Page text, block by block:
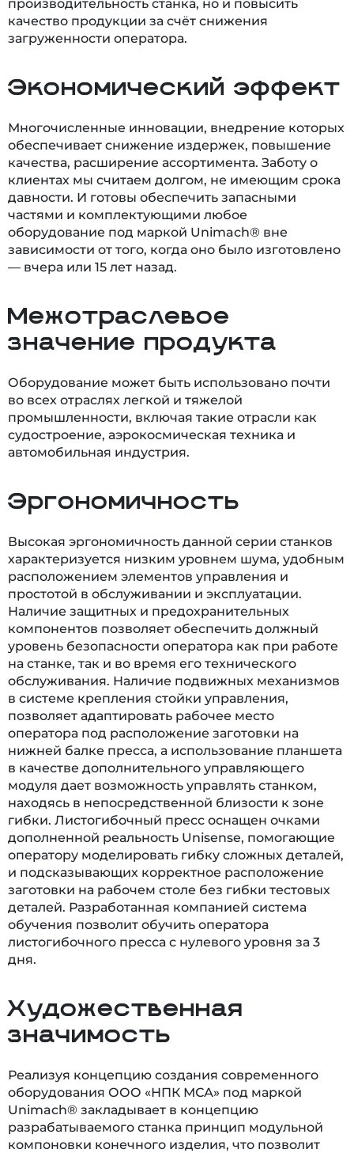
производительность станка, но и повысить
качество продукции за счёт снижения
загруженности оператора.
Экономический эффект
Многочисленные инновации, внедрение которых
обеспечивает снижение издержек, повышение
качества, расширение ассортимента. Заботу о
клиентах мы считаем долгом, не имеющим срока
давности. И готовы обеспечить запасными
частями и комплектующими любое
оборудование под маркой Unimach® вне
зависимости от того, когда оно было изготовлено
— вчера или 15 лет назад.
Межотраслевое
значение продукта
Оборудование может быть использовано почти
во всех отраслях легкой и тяжелой
промышленности, включая такие отрасли как
судостроение, аэрокосмическая техника и
автомобильная индустрия.
Эргономичность
Высокая эргономичность данной серии станков
характеризуется низким уровнем шума, удобным
расположением элементов управления и
простотой в обслуживании и эксплуатации.
Наличие защитных и предохранительных
компонентов позволяет обеспечить должный
уровень безопасности оператора как при работе
на станке, так и во время его технического
обслуживания. Наличие подвижных механизмов
в системе крепления стойки управления,
позволяет адаптировать рабочее место
оператора под расположение заготовки на
нижней балке пресса, а использование планшета
в качестве дополнительного управляющего
модуля дает возможность управлять станком,
находясь в непосредственной близости к зоне
гибки. Листогибочный пресс оснащен очками
дополненной реальность Unisense, помогающие
оператору моделировать гибку сложных деталей,
и подсказывающих корректное расположение
заготовки на рабочем столе без гибки тестовых
деталей. Разработанная компанией система
обучения позволит обучить оператора
листогибочного пресса с нулевого уровня за 3
дня.
Художественная
значимость
Реализуя концепцию создания современного
оборудования ООО «НПК МСА» под маркой
Unimach® закладывает в концепцию
разрабатываемого станка принцип модульной
компоновки конечного изделия, что позволит